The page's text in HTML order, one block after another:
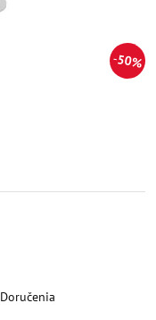
50%
Doručenia